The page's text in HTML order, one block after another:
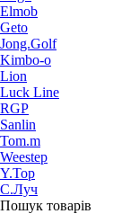
Elmob
Geto
Jong.Golf
Kimbo-o
Lion
Luck Line
RGP
Sanlin
Tom.m
Weestep
Y.Top
С.Луч
Пошук товарів